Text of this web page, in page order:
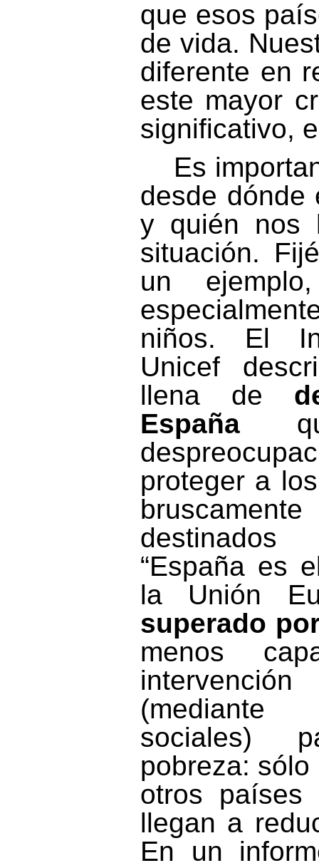
que esos
de vida.
diferente en
este mayor
significativo,
Es
desde dónde
y quién nos
situación.
un
niños. El
Unicef
llena de
España
proteger a
“España es
la Unión
superado
menos
(mediante
sociales)
pobreza:
otros países
llegan a
En un